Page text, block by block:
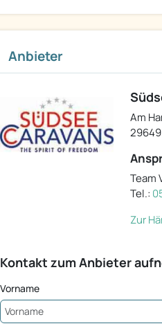
Anbieter
Am
Team
Tel.:
Zur
Kontakt zum Anbieter
Vorname